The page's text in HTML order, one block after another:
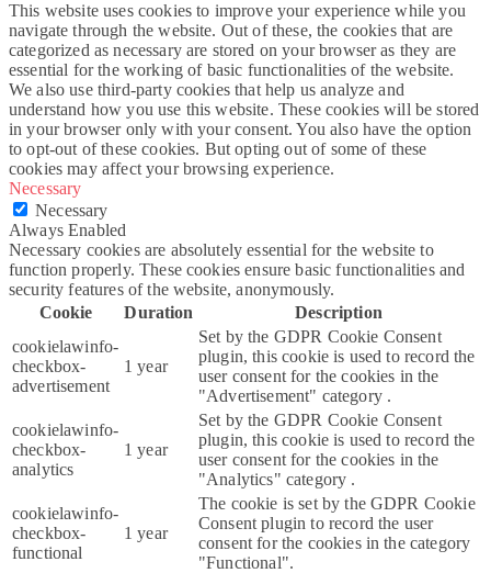
This website uses cookies to improve your experience while you
navigate through the website. Out of these, the cookies that are
categorized as necessary are stored on your browser as they are
essential for the working of basic functionalities of the website.
We also use third-party cookies that help us analyze and
understand how you use this website. These cookies will be stored
in your browser only with your consent. You also have the option
to opt-out of these cookies. But opting out of some of these
cookies may affect your browsing experience.
Necessary
Necessary
Always Enabled
Necessary cookies are absolutely essential for the website to
function properly. These cookies ensure basic functionalities and
security features of the website, anonymously.
Cookie
Duration
Description
cookielawinfo-
checkbox-
advertisement
1 year
Set by the GDPR Cookie Consent
plugin, this cookie is used to record the
user consent for the cookies in the
"Advertisement" category .
cookielawinfo-
checkbox-
analytics
1 year
Set by the GDPR Cookie Consent
plugin, this cookie is used to record the
user consent for the cookies in the
"Analytics" category .
cookielawinfo-
checkbox-
functional
1 year
The cookie is set by the GDPR Cookie
Consent plugin to record the user
consent for the cookies in the category
"Functional".